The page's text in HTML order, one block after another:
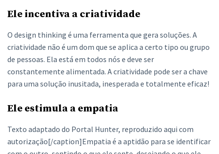
Ele incentiva a criatividade
O design thinking é uma ferramenta que gera soluções. A
criatividade não é um dom que se aplica a certo tipo ou grupo
de pessoas. Ela está em todos nós e deve ser
constantemente alimentada. A criatividade pode ser a chave
para uma solução inusitada, inesperada e totalmente eficaz!
Ele estimula a empatia
Texto adaptado do Portal Hunter, reproduzido aqui com
autorização[/caption]Empatia é a aptidão para se identificar